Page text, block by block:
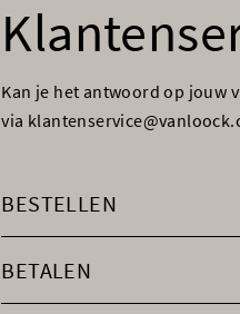
Kan je het antwoord op jouw
via
BESTELLEN
BETALEN